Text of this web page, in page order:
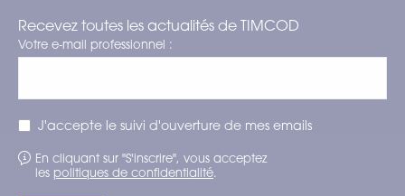
Recevez toutes les actualités de TIMCOD
Votre e-mail professionnel :
J'accepte le suivi d'ouverture de mes emails
En cliquant sur "S'inscrire", vous acceptez
les politiques de confidentialité.